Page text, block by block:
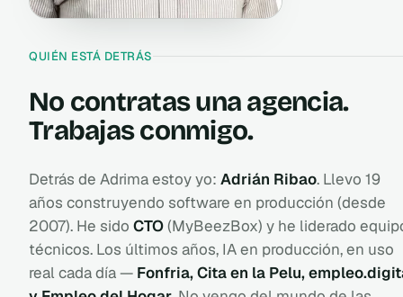
QUIÉN ESTÁ DETRÁS
No contratas una agencia.
Trabajas conmigo.
Detrás de Adrima estoy yo: Adrián Ribao. Llevo 19
años construyendo software en producción (desde
2007). He sido CTO(MyBeezBox) y he liderado
técnicos. Los últimos años, IA en producción, en uso
real cada día — Fonfria, Cita en la Pelu,